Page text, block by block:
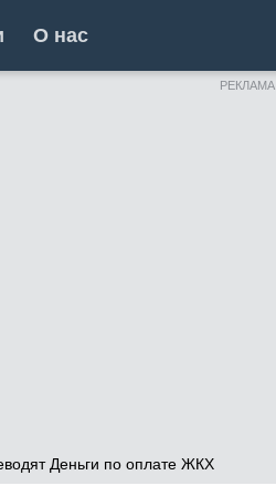
О нас
РЕКЛАМА
Деньги по оплате ЖКХ